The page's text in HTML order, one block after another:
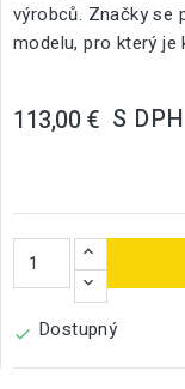
výrobců. Značky se
modelu, pro který je
113,00 € S DPH
 Dostupný